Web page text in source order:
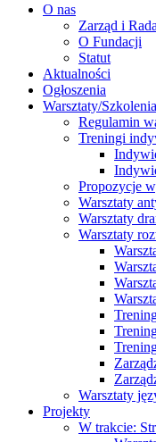
O nas
Zarząd i
O Fundacji
Statut
Aktualności
Ogłoszenia
Warsztaty/
Regulamin
Treningi
Propozycje
Warsztaty
Warsztaty
Warsztaty
Warsztaty
Projekty
W trakcie: